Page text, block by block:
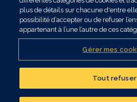
Publié le 17/10/
Séminaire
plus de détails sur chacune d'entre
possibilité d’accepter ou de refuser
appartenant à l’une l’autre de ces
Gérer mes
Tout refuser